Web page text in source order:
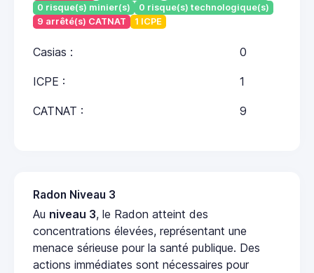
0 risque(s) minier(s)
0 risque(s) technologique(s)
9 arrêté(s) CATNAT
1 ICPE
Casias : 0
ICPE : 1
CATNAT : 9
Radon Niveau 3
Au niveau 3, le Radon atteint des
concentrations élevées, représentant une
menace sérieuse pour la santé publique. Des
actions immédiates sont nécessaires pour